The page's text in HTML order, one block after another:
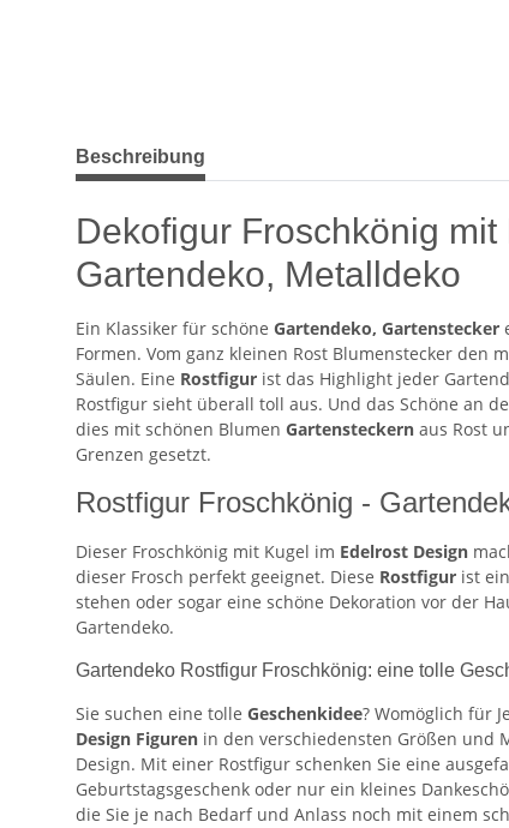
weitere Registerkarten anzeigen
Beschreibung
Dekofigur Froschkönig
Gartendeko, Metalldeko
Ein Klassiker für schöne Gartendeko, Gartenstecker
Formen. Vom ganz kleinen Rost Blumenstecker
Säulen. Eine Rostfigur ist das Highlight jeder
Rostfigur sieht überall toll aus. Und das Schöne an
dies mit schönen Blumen Gartensteckern aus Rost
Grenzen gesetzt.
Rostfigur Froschkönig -
Dieser Froschkönig mit Kugel im Edelrost Design
dieser Frosch perfekt geeignet. Diese Rostfigur ist
stehen oder sogar eine schöne Dekoration vor der
Gartendeko.
Gartendeko Rostfigur Froschkönig: eine tolle
Sie suchen eine tolle Geschenkidee? Womöglich für
Design Figuren in den verschiedensten Größen und
Design. Mit einer Rostfigur schenken Sie eine
Geburtstagsgeschenk oder nur ein kleines
die Sie je nach Bedarf und Anlass noch mit einem